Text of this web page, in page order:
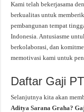
Kami telah bekerjasama
berkualitas untuk
pembangunan tempat
Indonesia. Antusiasme
berkolaborasi, dan
memotivasi kami untuk
Daftar Gaji
Selanjutnya kita akan
Aditya Sarana Graha?